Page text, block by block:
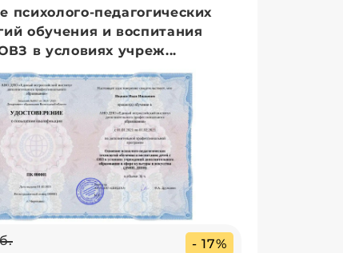
психолого-педагогических
обучения и воспитания
в условиях учреж...
- 17%